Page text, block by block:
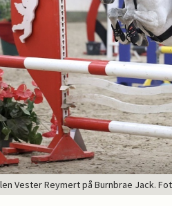
Vester Reymert på Burnbrae Jack.